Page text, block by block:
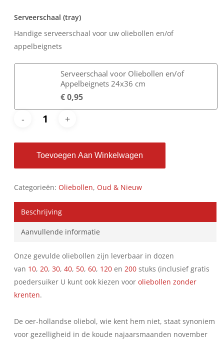
Serveerschaal (tray)
Handige serveerschaal voor uw oliebollen en/of
appelbeignets
Serveerschaal voor Oliebollen en/of
Appelbeignets 24x36 cm
€0,95
Toevoegen Aan Winkelwagen
Categorieën:Oliebollen,Oud & Nieuw
Beschrijving
Aanvullende informatie
Onze gevulde oliebollen zijn leverbaar in dozen
van 10,20,30,40, 50,60, 120 en200 stuks (inclusief gratis
poedersuiker U kunt ook kiezen vooroliebollen zonder
krenten.
De oer-hollandse oliebol, wie kent hem niet, staat synoniem
voor gezelligheid in de koude najaarsmaanden november